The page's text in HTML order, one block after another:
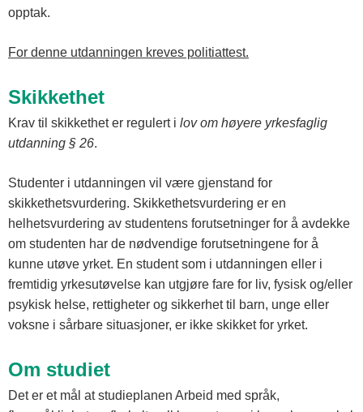
opptak.
For denne utdanningen kreves politiattest.
Skikkethet
Krav til skikkethet er regulert i lov om høyere yrkesfaglig
utdanning § 26.
Studenter i utdanningen vil være gjenstand for
skikkethetsvurdering. Skikkethetsvurdering er en
helhetsvurdering av studentens forutsetninger for å avdekke
om studenten har de nødvendige forutsetningene for å
kunne utøve yrket. En student som i utdanningen eller i
fremtidig yrkesutøvelse kan utgjøre fare for liv, fysisk og/eller
psykisk helse, rettigheter og sikkerhet til barn, unge eller
voksne i sårbare situasjoner, er ikke skikket for yrket.
Om studiet
Det er et mål at studieplanen Arbeid med språk,